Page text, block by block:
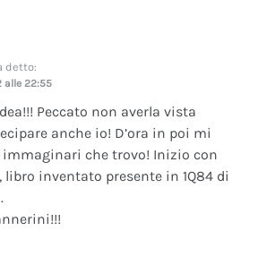
detto:
alle 22:55
Peccato non averla vista
anche io! D’ora in poi mi
che trovo! Inizio con
, libro inventato presente in 1Q84 di